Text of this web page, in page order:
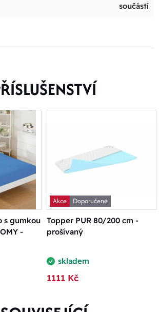
součástí
s gumkou
-
Akce
Doporučené
Topper PUR 80/200 cm -
prošívaný
skladem
1111 Kč